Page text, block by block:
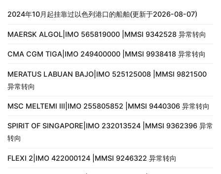
2024年10月起挂靠过以色列港口的船舶(更新于2026-08-07)
MAERSK ALGOL|IMO 565819000 |MMSI 9342528 异常转向
CMA CGM TIGA|IMO 249400000 |MMSI 9938418 异常转向
MERATUS LABUAN BAJO|IMO 525125008 |MMSI 9821500
异常转向
MSC MELTEMI III|IMO 255805852 |MMSI 9440306 异常转向
SPIRIT OF SINGAPORE|IMO 232013524 |MMSI 9362396 异常
转向
FLEXI 2|IMO 422000124 |MMSI 9246322 异常转向